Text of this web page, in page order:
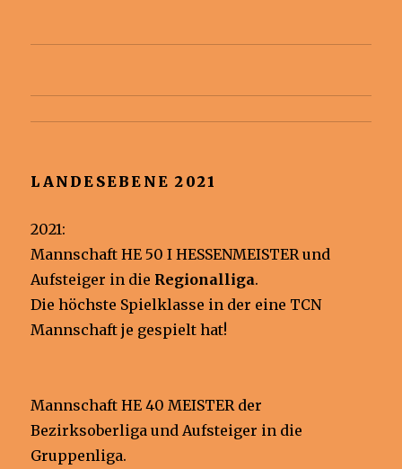
LANDESEBENE 2021
2021:
Mannschaft HE 50 I HESSENMEISTER und
Aufsteiger in die Regionalliga.
Die höchste Spielklasse in der eine TCN
Mannschaft je gespielt hat!
Mannschaft HE 40 MEISTER der
Bezirksoberliga und Aufsteiger in die
Gruppenliga.